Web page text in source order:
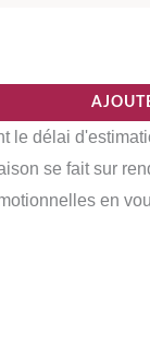
le délai
se fait sur
en